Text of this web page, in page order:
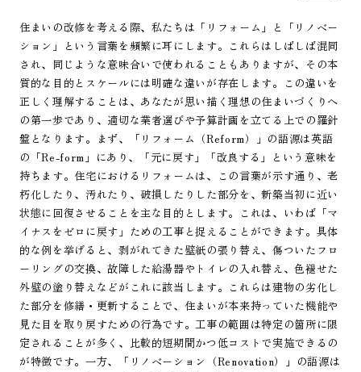
住まいの改修を考える際、私たちは「リフォーム」と「リノベー
ション」という言葉を頻繁に耳にします。これらはしばしば混同
され、同じような意味合いで使われることもありますが、その本
質的な目的とスケールには明確な違いが存在します。この違いを
正しく理解することは、あなたが思い描く理想の住まいづくりへ
の第一歩であり、適切な業者選びや予算計画を立てる上での羅針
盤となります。まず、「リフォーム（Reform）」の語源は英語
の「Re-form」にあり、「元に戻す」「改良する」という意味を
持ちます。住宅におけるリフォームは、この言葉が示す通り、老
朽化したり、汚れたり、破損したりした部分を、新築当初に近い
状態に回復させることを主な目的とします。これは、いわば「マ
イナスをゼロに戻す」ための工事と捉えることができます。具体
的な例を挙げると、剥がれてきた壁紙の張り替え、傷ついたフロ
ーリングの交換、故障した給湯器やトイレの入れ替え、色褪せた
外壁の塗り替えなどがこれに該当します。これらは建物の劣化し
た部分を修繕・更新することで、住まいが本来持っていた機能や
見た目を取り戻すための行為です。工事の範囲は特定の箇所に限
定されることが多く、比較的短期間かつ低コストで実施できるの
が特徴です。一方、「リノベーション（Renovation）」の語源は